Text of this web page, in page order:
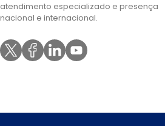
atendimento especializado e presença
nacional e internacional.